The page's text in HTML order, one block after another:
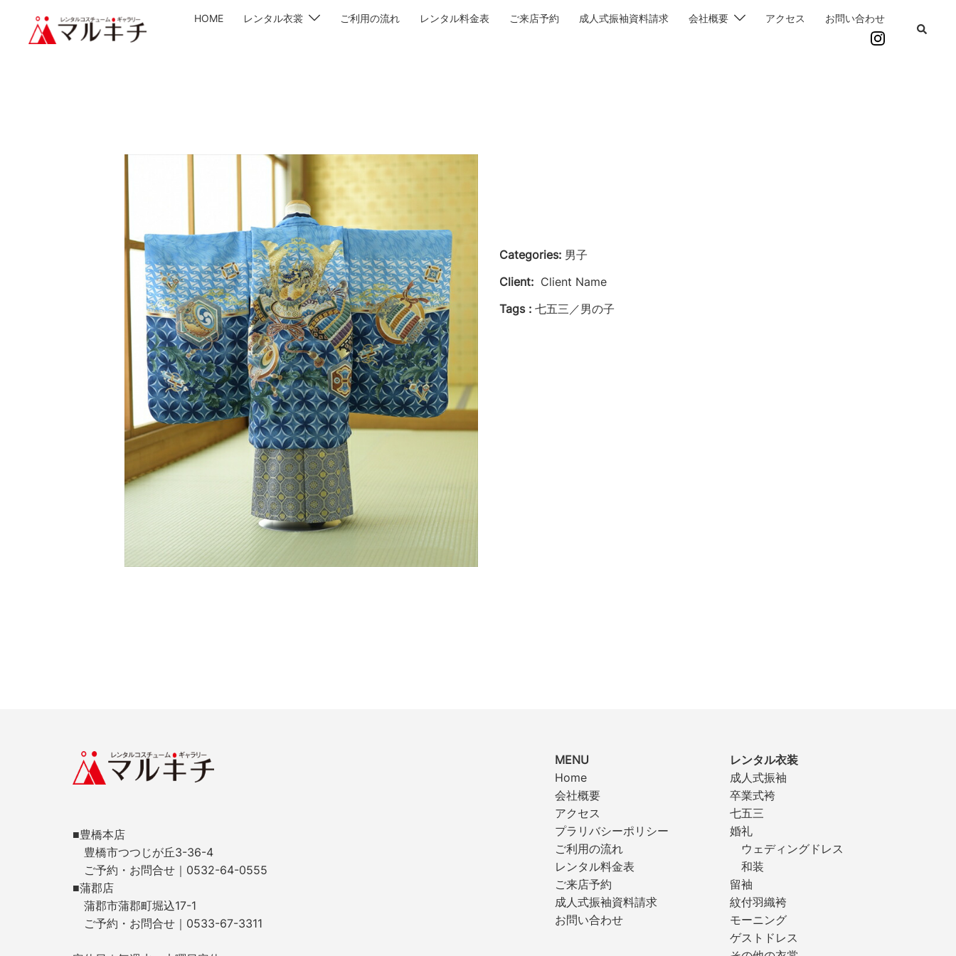
HOME レンタル衣裳 ご利用の流れ レンタル料金表 ご来店予約 成人式振袖資料請求 会社概要 アクセス お問い合わせ
Categories: 男子
Client: Client Name
Tags : 七五三／男の子
■豊橋本店
豊橋市つつじが丘3-36-4
ご予約・お問合せ｜0532-64-0555
■蒲郡店
蒲郡市蒲郡町堀込17-1
ご予約・お問合せ｜0533-67-3311
MENU
Home
会社概要
アクセス
プラリバシーポリシー
ご利用の流れ
レンタル料金表
ご来店予約
成人式振袖資料請求
お問い合わせ
レンタル衣装
成人式振袖
卒業式袴
七五三
婚礼
ウェディングドレス
和装
留袖
紋付羽織袴
モーニング
ゲストドレス